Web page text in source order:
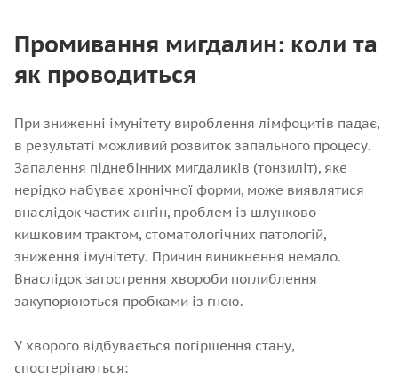
Промивання мигдалин: коли та
як проводиться
При зниженні імунітету вироблення лімфоцитів падає,
в результаті можливий розвиток запального процесу.
Запалення піднебінних мигдаликів (тонзиліт), яке
нерідко набуває хронічної форми, може виявлятися
внаслідок частих ангін, проблем із шлунково-
кишковим трактом, стоматологічних патологій,
зниження імунітету. Причин виникнення немало.
Внаслідок загострення хвороби поглиблення
закупорюються пробками із гною.
У хворого відбувається погіршення стану,
спостерігаються: